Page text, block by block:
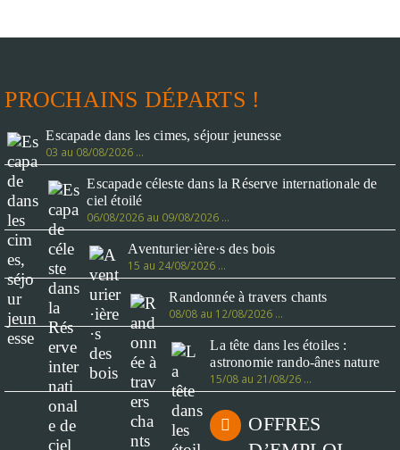
PROCHAINS DÉPARTS !
Escapade dans les cimes, séjour jeunesse
03 au 08/08/2026 …
Escapade céleste dans la Réserve internationale de
ciel étoilé
06/08/2026 au 09/08/2026 …
Aventurier·ière·s des bois
15 au 24/08/2026 …
Randonnée à travers chants
08/08 au 12/08/2026 …
La tête dans les étoiles :
astronomie rando-ânes nature
15/08 au 21/08/26 …
OFFRES